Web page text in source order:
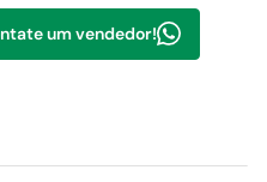
um vendedor!